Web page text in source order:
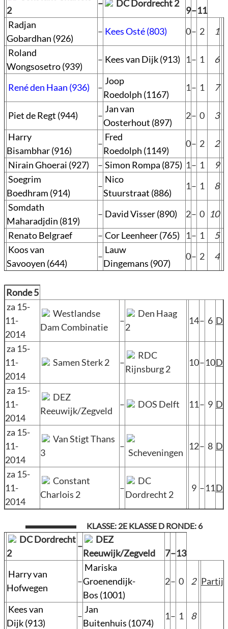
2
– DC Dordrecht 2
9–11
Radjan
Gobardhan (926)
– Kees Osté (803) 0– 2
1
Roland
Wongsosetro (939)
– Kees van Dijk (913) 1– 1 6
René den Haan (936) –
Joop
Roedolph (1167)
1– 1 7
Piet de Regt (944) –
Jan van
Oosterhout (897)
2– 0
3
Harry
Bisambhar (916)
–
Fred
Roedolph (1149)
0– 2
2
Nirain Ghoerai (927)
– Simon Rompa (875) 1– 1
9
Soegrim
Boedhram (914)
–
Nico
Stuurstraat (886)
1– 1
8
Somdath
Maharadjdin (819)
– David Visser (890) 2– 0 10
Renato Belgraef
– Cor Leenheer (765) 1– 1
5
Koos van
Savooyen (644)
–
Lauw
Dingemans (907)
0– 2 4
Ronde 5
za 15-
11-
2014
Westlandse
Dam Combinatie
–
Den Haag
2
14– 6 D
za 15-
11-
2014
Samen Sterk 2 –
RDC
Rijnsburg 2
10–10D
za 15-
11-
2014
DEZ
Reeuwijk/Zegveld
– DOS Delft 11– 9 D
za 15-
11-
2014
Van Stigt Thans
3
–
Scheveningen
12– 8 D
za 15-
11-
2014
Constant
Charlois 2
–
DC
Dordrecht 2
9 –11D
KLASSE: 2E KLASSE D RONDE: 6
DC Dordrecht
2
–
DEZ
Reeuwijk/Zegveld
7–13
Harry van
Hofwegen
–
Mariska
Groenendijk-
Bos (1001)
2– 0 2 Partij
Kees van
Dijk (913)
–
Jan
Buitenhuis (1074)
1– 1
8